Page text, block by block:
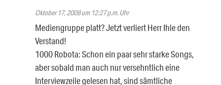
Oktober 17, 2008 um 12:27 p.m. Uhr
Mediengruppe platt? Jetzt verliert Herr Ihle den
Verstand!
1000 Robota: Schon ein paar sehr starke Songs,
aber sobald man auch nur versehntlich eine
Interviewzeile gelesen hat, sind sämtliche